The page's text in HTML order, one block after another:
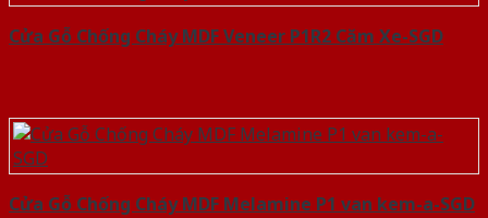
Cửa Gỗ Chống Cháy MDF Veneer P1R2 Căm Xe-SGD
Cửa Gỗ Chống Cháy MDF Melamine P1 van kem-a-SGD